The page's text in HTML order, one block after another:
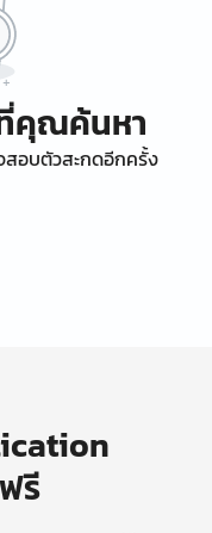
คุณค้นหา
สอบตัวสะกดอีกครั้ง
รี